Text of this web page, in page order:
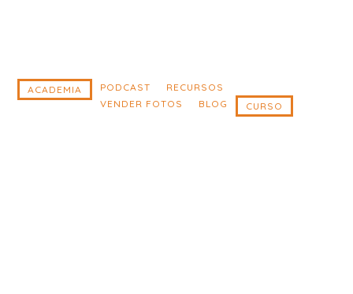
principal
ACADEMIA PODCAST
RECURSOS
VENDER FOTOS
BLOG CURSO